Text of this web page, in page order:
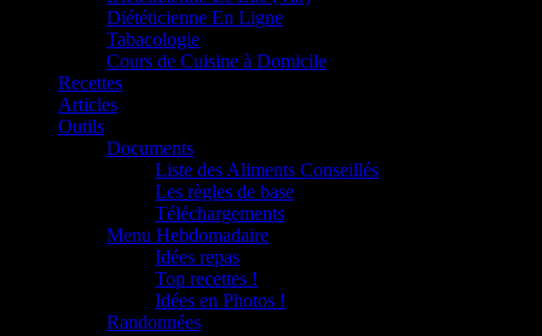
Diététicienne En Ligne
Tabacologie
Cours de Cuisine à Domicile
Recettes
Articles
Outils
Documents
Liste des Aliments Conseillés
Les règles de base
Téléchargements
Menu Hebdomadaire
Idées repas
Top recettes !
Idées en Photos !
Randonnées